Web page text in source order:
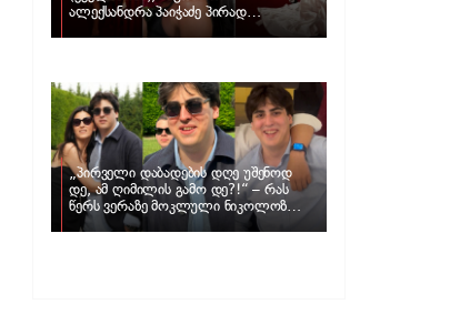
ალექსანდრა პაიჭაძე პირად
„პირველი დაბადების დღე უშენოდ
დე, ამ ღიმილის გამო დე?!“ – რას
წერს ვერაზე მოკლული ნიკოლოზ
ღუნაშვილის დედა